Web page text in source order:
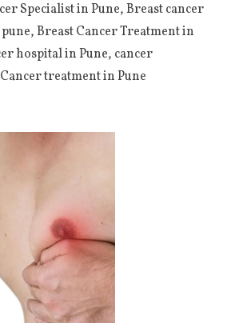
Specialist in Pune,Breast cancer
,Breast Cancer Treatment in
hospital in Pune, cancer
Cancer treatment in Pune